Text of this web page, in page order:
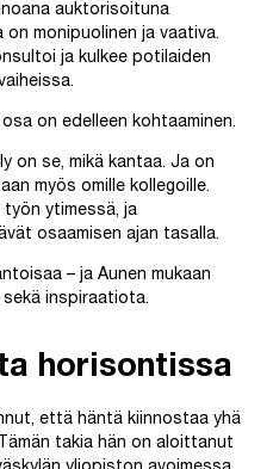
auktorisoituna
monipuolinen ja vaativa.
ja kulkee potilaiden
on edelleen kohtaaminen.
on se, mikä kantaa. Ja on
myös omille kollegoille.
ytimessä, ja
osaamisen ajan tasalla.
– ja Aunen mukaan
inspiraatiota.
horisontissa
että häntä kiinnostaa yhä
takia hän on aloittanut